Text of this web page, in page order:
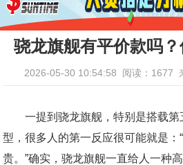
骁龙旗舰有平价款吗
2026-05-30 10:54:58 阅读：1677
一提到骁龙旗舰，特别是搭载
型，很多人的第一反应很可能就是：
贵。”确实，骁龙旗舰一直给人一种